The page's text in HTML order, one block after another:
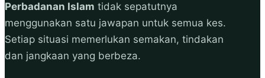
Perbadanan Islam tidak sepatutnya
menggunakan satu jawapan untuk semua kes.
Setiap situasi memerlukan semakan, tindakan
dan jangkaan yang berbeza.